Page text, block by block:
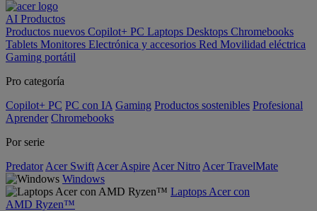
AI Productos
Productos nuevos Copilot+ PC Laptops Desktops Chromebooks
Tablets Monitores Electrónica y accesorios Red Movilidad eléctrica
Gaming portátil
Pro categoría
Copilot+ PC PC con IA Gaming Productos sostenibles Profesional
Aprender Chromebooks
Por serie
Predator Acer Swift Acer Aspire Acer Nitro Acer TravelMate
Windows
Laptops Acer con
AMD Ryzen™